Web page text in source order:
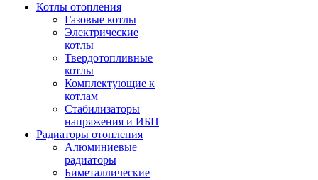
Котлы отопления
Газовые котлы
Электрические
котлы
Твердотопливные
котлы
Комплектующие к
котлам
Стабилизаторы
напряжения и ИБП
Радиаторы отопления
Алюминиевые
радиаторы
Биметаллические